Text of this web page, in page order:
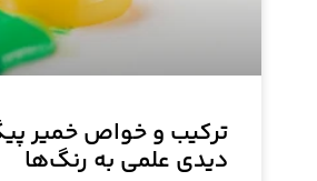
ترکیب و خواص خمیر
دیدی علمی به رنگ‌ها